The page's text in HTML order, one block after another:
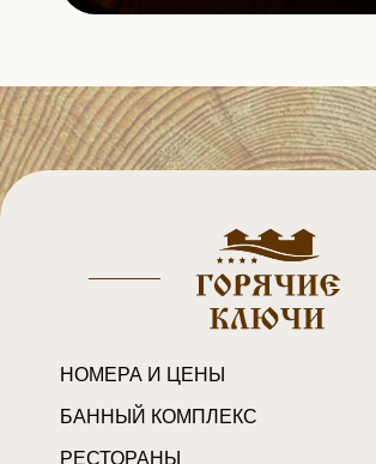
НОМЕРА И ЦЕНЫ
БАННЫЙ КОМПЛЕКС
РЕСТОРАНЫ